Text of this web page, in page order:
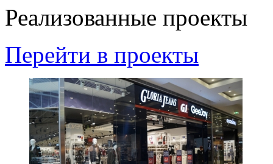
Реализованные проекты
Перейти в проекты